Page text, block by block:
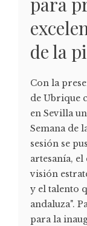
de la
Con la
de Ubrique
en Sevilla
Semana de
sesión se
artesanía,
visión
y el talento
andaluza".
para la